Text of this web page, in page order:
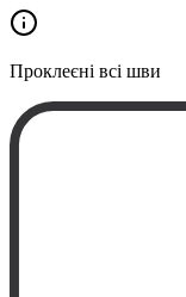
Проклеєні всі шви